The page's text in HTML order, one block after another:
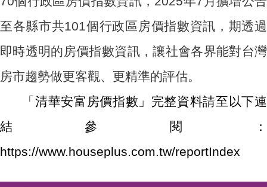
至各縣市共101個行政區房價指數資訊，期透過
即時透明的房價指數資訊，讓社會各界能對台灣
房市趨勢做更客觀、更精準的評估。
「清華安富房價指數」完整資料請至以下連
結參閱：
https://www.houseplus.com.tw/reportIndex